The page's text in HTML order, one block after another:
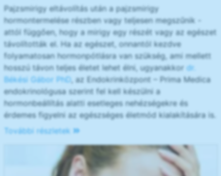
Pajzsmirigy eltávolítás után a pajzsmirigy
hormontermelése részben vagy teljesen megszűnik -
attól függően, hogy a mirigy egy részét vagy az egészet
távolították el. Ha az egészet, onnantól kezdve
folyamatosan hormonpótlásra van szükség, ami mellett
hosszú távon teljes életet lehet élni, ugyanakkor dr.
Békési Gábor PhD, az Endokrinközpont – Prima Medica
endokrinológusa szerint fel kell készülni a
hormonbeállítás alatti esetleges nehézségekre és
érdemes figyelni az egészséges életmód kialakítására is.
További részletek